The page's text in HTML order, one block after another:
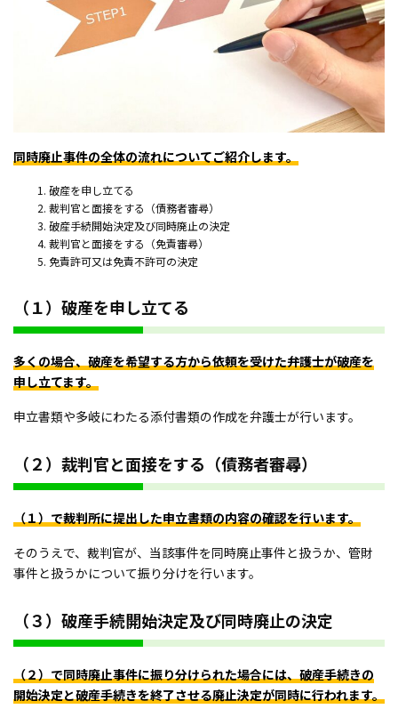
同時廃止事件の全体の流れについてご紹介します。
破産を申し立てる
裁判官と面接をする（債務者審尋）
破産手続開始決定及び同時廃止の決定
裁判官と面接をする（免責審尋）
免責許可又は免責不許可の決定
（１）破産を申し立てる
多くの場合、破産を希望する方から依頼を受けた弁護士が破産を
申し立てます。
申立書類や多岐にわたる添付書類の作成を弁護士が行います。
（２）裁判官と面接をする（債務者審尋）
（１）で裁判所に提出した申立書類の内容の確認を行います。
そのうえで、裁判官が、当該事件を同時廃止事件と扱うか、管財
事件と扱うかについて振り分けを行います。
（３）破産手続開始決定及び同時廃止の決定
（２）で同時廃止事件に振り分けられた場合には、破産手続きの
開始決定と破産手続きを終了させる廃止決定が同時に行われます。